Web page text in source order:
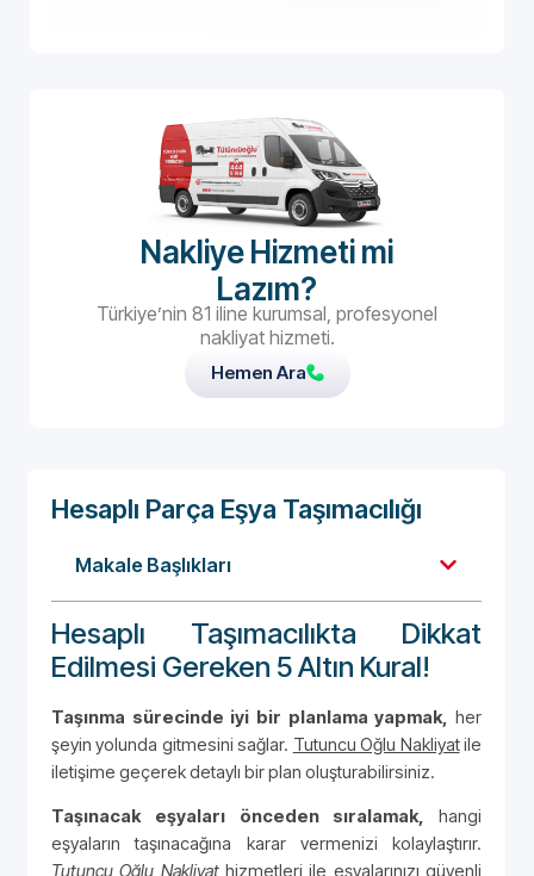
Nakliye Hizmeti mi
Lazım?
Türkiye’nin 81 iline kurumsal, profesyonel
nakliyat hizmeti.
Hemen Ara
Hesaplı Parça Eşya Taşımacılığı
Makale Başlıkları
Hesaplı Taşımacılıkta Dikkat
Edilmesi Gereken 5 Altın Kural!
Taşınma sürecinde iyi bir planlama yapmak,
her
şeyin yolunda gitmesini sağlar. Tutuncu Oğlu Nakliyatile
iletişime geçerek detaylı bir plan oluşturabilirsiniz.
Taşınacak eşyaları önceden sıralamak,
hangi
eşyaların taşınacağına karar vermenizi kolaylaştırır.
Tutuncu Oğlu Nakliyathizmetleri ile eşyalarınızı güvenli